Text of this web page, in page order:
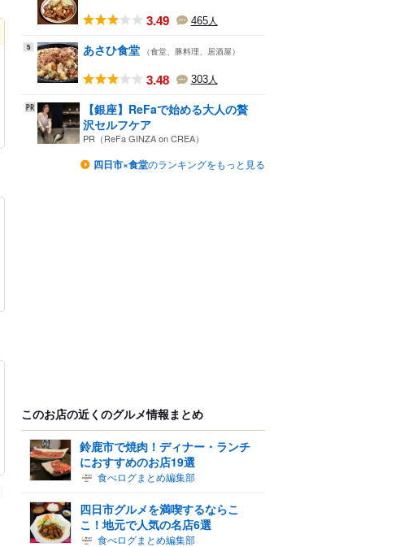
3.49 465人
5 あさひ食堂 （食堂、豚料理、居酒屋）
3.48 303人
【銀座】ReFaで始める大人の贅
沢セルフケア
PR（ReFa GINZA on CREA）
四日市×食堂のランキングをもっと見る
このお店の近くのグルメ情報まとめ
鈴鹿市で焼肉！ディナー・ランチ
におすすめのお店19選
食べログまとめ編集部
四日市グルメを満喫するならこ
こ！地元で人気の名店6選
食べログまとめ編集部